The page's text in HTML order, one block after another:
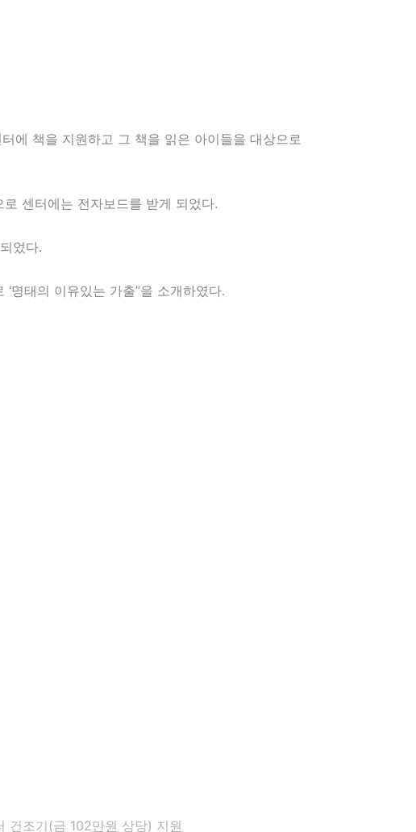
에 책을 지원하고 그 책을 읽은 아이들을 대상으로
센터에는 전자보드를 받게 되었다.
었다.
명태의 이유있는 가출”을 소개하였다.